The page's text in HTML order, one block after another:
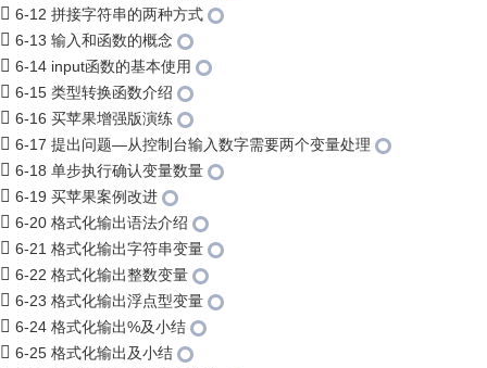
6-12 拼接字符串的两种方式
6-13 输入和函数的概念
6-14 input函数的基本使用
6-15 类型转换函数介绍
6-16 买苹果增强版演练
6-17 提出问题—从控制台输入数字需要两个变量处理
6-18 单步执行确认变量数量
6-19 买苹果案例改进
6-20 格式化输出语法介绍
6-21 格式化输出字符串变量
6-22 格式化输出整数变量
6-23 格式化输出浮点型变量
6-24 格式化输出%及小结
6-25 格式化输出及小结